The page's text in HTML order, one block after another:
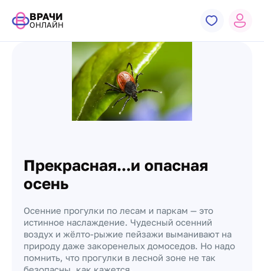
ВРАЧИ
ОНЛАЙН
Прекрасная...и опасная
осень
Осенние прогулки по лесам и паркам — это
истинное наслаждение. Чудесный осенний
воздух и жёлто-рыжие пейзажи выманивают на
природу даже закоренелых домоседов. Но надо
помнить, что прогулки в лесной зоне не так